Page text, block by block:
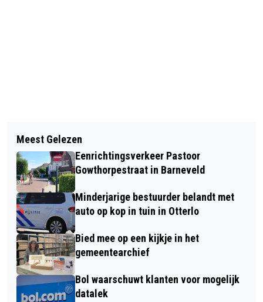
TECHNIEK LAAT MITCHEL EN BART IN
DE STEEK
TENTOONSTELLING WORTELS:
HEDENDAAGSE KUNST MET EEN
VELUWS HART IN MUSEUM NAIRAC
Meest Gelezen
Eenrichtingsverkeer Pastoor
Gowthorpestraat in Barneveld
Minderjarige bestuurder belandt met
auto op kop in tuin in Otterlo
Bied mee op een kijkje in het
gemeentearchief
Bol waarschuwt klanten voor mogelijk
datalek